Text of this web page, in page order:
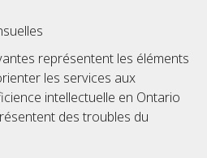
représentent les éléments
les services aux
intellectuelle en Ontario
des troubles du